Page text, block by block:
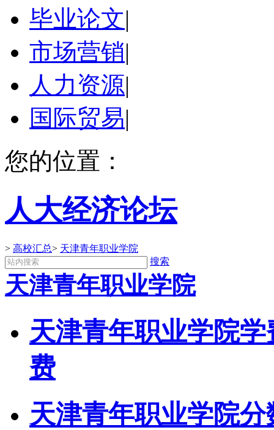
毕业论文|
市场营销|
人力资源|
国际贸易|
您的位置：
人大经济论坛
> 高校汇总> 天津青年职业学院
搜索
天津青年职业学院
天津青年职业学院
费
天津青年职业学院